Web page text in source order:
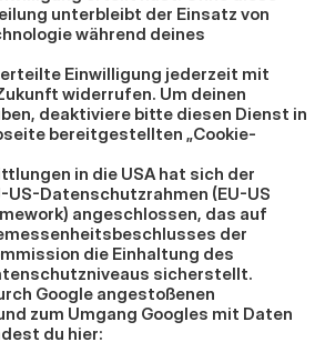
unterbleibt der Einsatz von
während deines
Einwilligung jederzeit mit
widerrufen. Um deinen
deaktiviere bitte diesen Dienst in
bereitgestellten „Cookie-
in die USA hat sich der
US-Datenschutzrahmen (EU-US
angeschlossen, das auf
der
die Einhaltung des
sicherstellt.
Google angestoßenen
zum Umgang Googles mit Daten